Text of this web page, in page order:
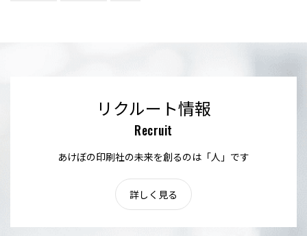
リクルート情報
Recruit
あけぼの印刷社の未来を創るのは「人」です
詳しく見る